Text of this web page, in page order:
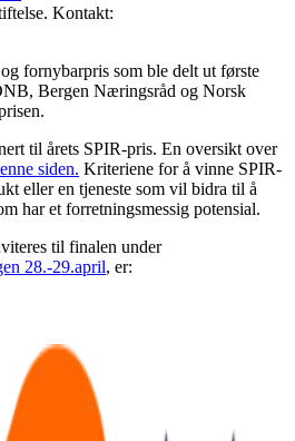
Kontakt:
fornybarpris som ble delt ut første
Bergen Næringsråd og Norsk
til årets SPIR-pris. En oversikt over
siden. Kriteriene for å vinne SPIR-
eller en tjeneste som vil bidra til å
har et forretningsmessig potensial.
til finalen under
28.-29.april, er: